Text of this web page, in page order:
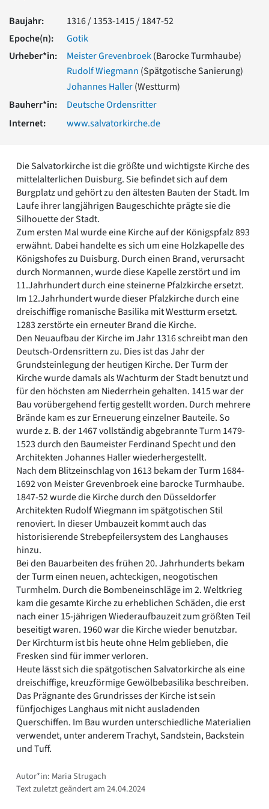
Vorromanik
Römische Antike
Über uns
Über baukunst-nrw
Fachbeirat
Freunde & Förderer
Kontakt
Impressum
Suchbegriff eingeben
Baujahr:
1316 / 1353-1415 / 1847-52
Epoche(n):
Gotik
Urheber*in:
Meister Grevenbroek(Barocke Turmhaube)
Rudolf Wiegmann (Spätgotische Sanierung)
Johannes Haller(Westturm)
Bauherr*in:
Deutsche Ordensritter
Internet:
www.salvatorkirche.de
Die Salvatorkirche ist die größte und wichtigste Kirche des
mittelalterlichen Duisburg. Sie befindet sich auf dem
Burgplatz und gehört zu den ältesten Bauten der Stadt. Im
Laufe ihrer langjährigen Baugeschichte prägte sie die
Silhouette der Stadt.
Zum ersten Mal wurde eine Kirche auf der Königspfalz 893
erwähnt. Dabei handelte es sich um eine Holzkapelle des
Königshofes zu Duisburg. Durch einen Brand, verursacht
durch Normannen, wurde diese Kapelle zerstört und im
11.Jahrhundert durch eine steinerne Pfalzkirche ersetzt.
Im 12.Jahrhundert wurde dieser Pfalzkirche durch eine
dreischiffige romanische Basilika mit Westturm ersetzt.
1283 zerstörte ein erneuter Brand die Kirche.
Den Neuaufbau der Kirche im Jahr 1316 schreibt man den
Deutsch-Ordensrittern zu. Dies ist das Jahr der
Grundsteinlegung der heutigen Kirche. Der Turm der
Kirche wurde damals als Wachturm der Stadt benutzt und
für den höchsten am Niederrhein gehalten. 1415 war der
Bau vorübergehend fertig gestellt worden. Durch mehrere
Brände kam es zur Erneuerung einzelner Bauteile. So
wurde z. B. der 1467 vollständig abgebrannte Turm 1479-
1523 durch den Baumeister Ferdinand Specht und den
Architekten Johannes Haller wiederhergestellt.
Nach dem Blitzeinschlag von 1613 bekam der Turm 1684-
1692 von Meister Grevenbroek eine barocke Turmhaube.
1847-52 wurde die Kirche durch den Düsseldorfer
Architekten Rudolf Wiegmann im spätgotischen Stil
renoviert. In dieser Umbauzeit kommt auch das
historisierende Strebepfeilersystem des Langhauses
hinzu.
Bei den Bauarbeiten des frühen 20. Jahrhunderts bekam
der Turm einen neuen, achteckigen, neogotischen
Turmhelm. Durch die Bombeneinschläge im 2. Weltkrieg
kam die gesamte Kirche zu erheblichen Schäden, die erst
nach einer 15-jährigen Wiederaufbauzeit zum größten Teil
beseitigt waren. 1960 war die Kirche wieder benutzbar.
Der Kirchturm ist bis heute ohne Helm geblieben, die
Fresken sind für immer verloren.
Heute lässt sich die spätgotischen Salvatorkirche als eine
dreischiffige, kreuzförmige Gewölbebasilika beschreiben.
Das Prägnante des Grundrisses der Kirche ist sein
fünfjochiges Langhaus mit nicht ausladenden
Querschiffen. Im Bau wurden unterschiedliche Materialien
verwendet, unter anderem Trachyt, Sandstein, Backstein
und Tuff.
Autor*in: Maria Strugach
Text zuletzt geändert am 24.04.2024